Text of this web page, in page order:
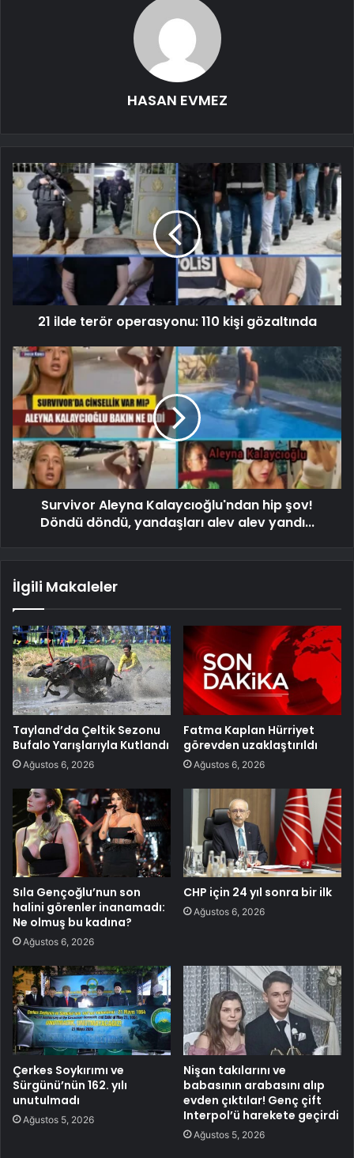
HASAN EVMEZ
21 ilde terör operasyonu: 110 kişi gözaltında
Survivor Aleyna Kalaycıoğlu'ndan hip şov!
Döndü döndü, yandaşları alev alev yandı...
İlgili Makaleler
Tayland’da Çeltik Sezonu
Bufalo Yarışlarıyla Kutlandı
Ağustos 6, 2026
Fatma Kaplan Hürriyet
görevden uzaklaştırıldı
Ağustos 6, 2026
Sıla Gençoğlu’nun son
halini görenler inanamadı:
Ne olmuş bu kadına?
Ağustos 6, 2026
CHP için 24 yıl sonra bir ilk
Ağustos 6, 2026
Çerkes Soykırımı ve
Sürgünü’nün 162. yılı
unutulmadı
Ağustos 5, 2026
Nişan takılarını ve
babasının arabasını alıp
evden çıktılar! Genç çift
Interpol’ü harekete geçirdi
Ağustos 5, 2026